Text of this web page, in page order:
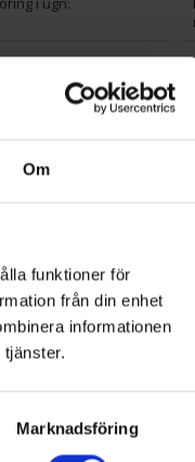
Om
funktioner för
från din enhet
informationen
Marknadsföring
i ugn:
och
(Ja/Nej):
(Ja/Nej):
(Ja/Nej):
(Ja/Nej):
anslutning (Ja/Nej):